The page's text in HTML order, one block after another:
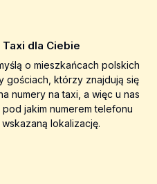
dla Ciebie
o mieszkańcach polskich
gościach, którzy znajdują się
numery na taxi, a więc u nas
jakim numerem telefonu
lokalizację.